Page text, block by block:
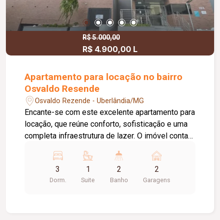
localizado em um condomínio com ótima
infraestrutura. Agende sua visita!
R$ 5.000,00
R$ 4.900,00 L
Apartamento para locação no bairro
Osvaldo Resende
Osvaldo Rezende - Uberlândia/MG
Encante-se com este excelente apartamento para
locação, que reúne conforto, sofisticação e uma
completa infraestrutura de lazer. O imóvel conta
sendo 01 suíte. A sala é ampla, integrada em 02
ambientes, equipada com móveis planejados e
ar-condicionado, proporcionando um ambiente
3
Dorm.
1
Suite
2
Banho
2
Garagens